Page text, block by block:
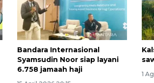
Bandara Internasional
Syamsudin Noor siap layani
6.758 jamaah haji
1